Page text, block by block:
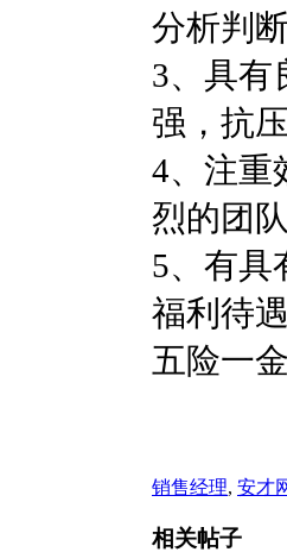
分析判
3、具有
强，抗
4、注重
烈的团
5、有具
福利待遇
五险一
销售经理, 安才
相关帖子